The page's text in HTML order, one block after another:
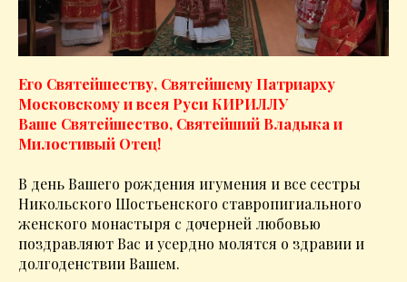
Его Святейшеству, Святейшему Патриарху
Московскому и всея Руси КИРИЛЛУ
Ваше Святейшество, Святейший Владыка и
Милостивый Отец!
В день Вашего рождения игумения и все сестры
Никольского Шостьенского ставропигиального
женского монастыря с дочерней любовью
поздравляют Вас и усердно молятся о здравии и
долгоденствии Вашем.